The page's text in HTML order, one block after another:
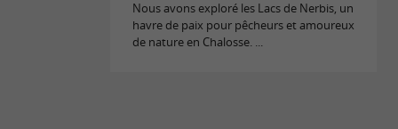
Nous avons exploré les Lacs de Nerbis, un
havre de paix pour pêcheurs et amoureux
de nature en Chalosse. ...